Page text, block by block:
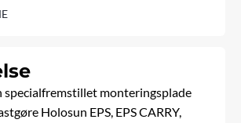
specialfremstillet monteringsplade
Holosun EPS, EPS CARRY,